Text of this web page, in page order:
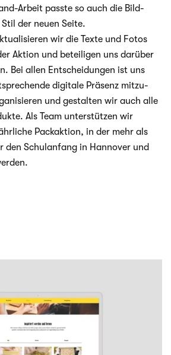
Arbeit passte so auch die Bild­
der neuen Seite.
wir die Texte und Fotos
Aktion und betei­li­gen uns dar­über
Bei allen Ent­schei­dun­gen ist uns
digi­tale Prä­senz mit­zu­
und gestal­ten wir auch alle
Als Team unter­stüt­zen wir
Pack­ak­tion, in der mehr als
den Schul­an­fang in Han­no­ver und